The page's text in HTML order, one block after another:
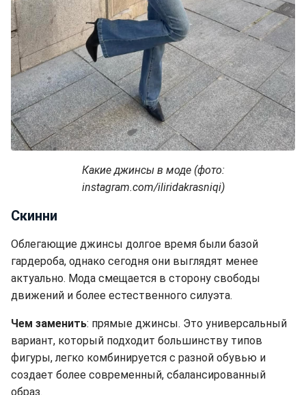
Какие джинсы в моде (фото:
instagram.com/iliridakrasniqi)
Скинни
Облегающие джинсы долгое время были базой
гардероба, однако сегодня они выглядят менее
актуально. Мода смещается в сторону свободы
движений и более естественного силуэта.
Чем заменить: прямые джинсы. Это универсальный
вариант, который подходит большинству типов
фигуры, легко комбинируется с разной обувью и
создает более современный, сбалансированный
образ.